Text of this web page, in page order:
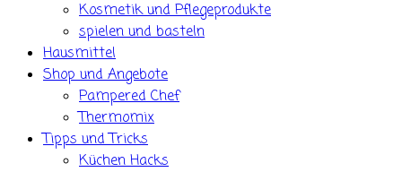
Kosmetik und Pflegeprodukte
spielen und basteln
Hausmittel
Shop und Angebote
Pampered Chef
Thermomix
Tipps und Tricks
Küchen Hacks